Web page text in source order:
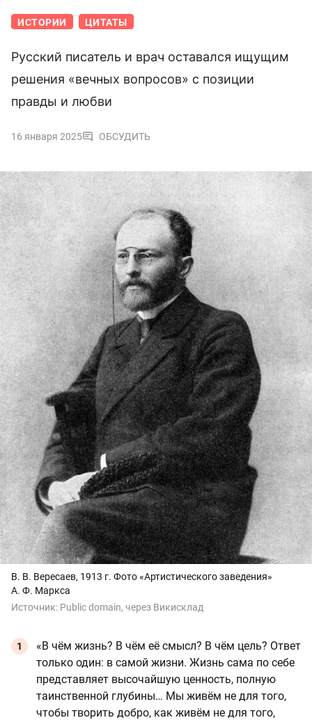
ИСТОРИИ ЦИТАТЫ
Русский писатель и врач оставался ищущим
решения «вечных вопросов» с позиции
правды и любви
16 января 2025 ОБСУДИТЬ
B. B. Вересаев, 1913 г. Фото «Артистического заведения»
А. Ф. Маркса
Источник: Public domain, через Викисклад
«В чём жизнь? В чём её смысл? В чём цель? Ответ
только один: в самой жизни. Жизнь сама по себе
представляет высочайшую ценность, полную
таинственной глубины… Мы живём не для того,
чтобы творить добро, как живём не для того,